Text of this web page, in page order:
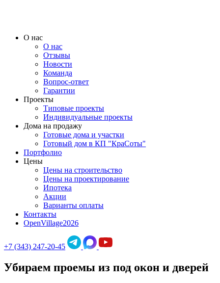
О нас
О нас
Отзывы
Новости
Команда
Вопрос-ответ
Гарантии
Проекты
Типовые проекты
Индивидуальные проекты
Дома на продажу
Готовые дома и участки
Готовый дом в КП "КраСоты"
Портфолио
Цены
Цены на строительство
Цены на проектирование
Ипотека
Акции
Варианты оплаты
Контакты
OpenVillage2026
+7 (343) 247-20-45
Убираем проемы из под окон и дверей